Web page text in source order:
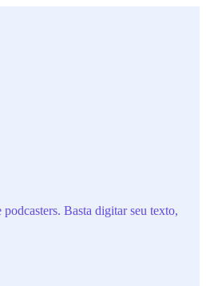
Basta digitar seu texto,